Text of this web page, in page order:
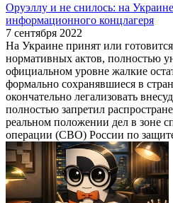
Оруэллу и не снилось: на
информационного концлагеря
7 сентября 2022
На Украине принят или
нормативных актов, полностью
официальном уровне жалкие
формально сохранявшиеся в
окончательно легализовать
полностью запретил
реальном положении дел в зоне
операции (СВО) России по